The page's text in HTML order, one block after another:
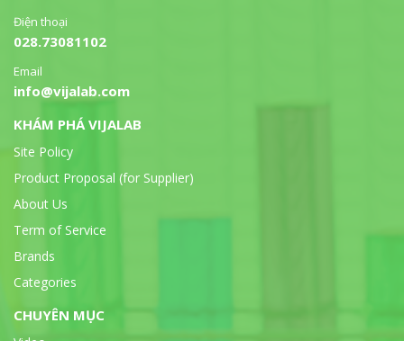
Điện thoại
028.73081102
Email
info@vijalab.com
KHÁM PHÁ VIJALAB
Site Policy
Product Proposal (for Supplier)
About Us
Term of Service
Brands
Categories
CHUYÊN MỤC